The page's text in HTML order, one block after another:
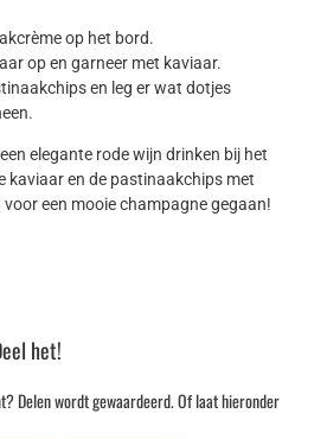
op het bord.
op en garneer met kaviaar.
en leg er wat dotjes
elegante rode wijn drinken bij het
kaviaar en de pastinaakchips met
een mooie champagne gegaan!
het!
Delen wordt gewaardeerd. Of laat hieronder